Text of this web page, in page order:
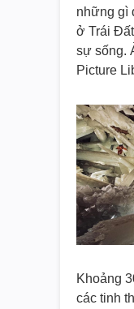
những gì
ở Trái
sự sống.
Picture
Khoảng
các tinh